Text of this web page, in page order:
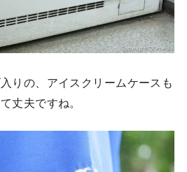
りの、アイスクリームケースも
丈夫ですね。